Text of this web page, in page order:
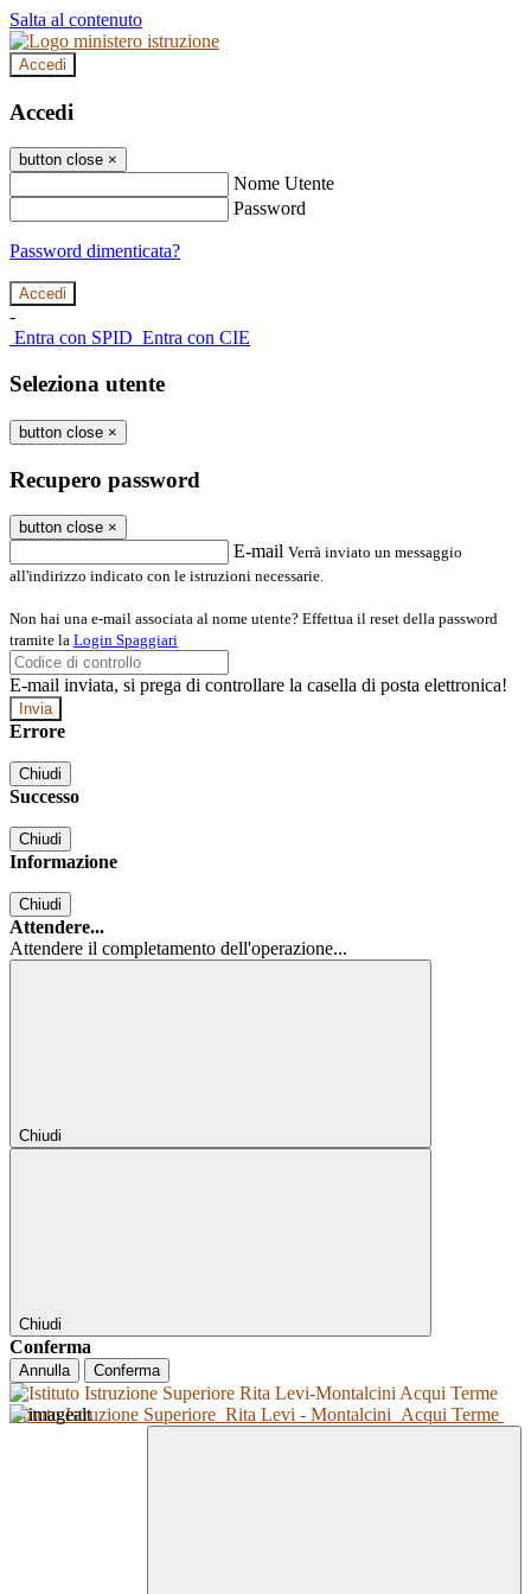
Salta al contenuto
Accedi
Accedi
button close ×
Nome Utente
Password
Password dimenticata?
-
Entra con SPID Entra con CIE
Seleziona utente
button close ×
Recupero password
button close ×
E-mail Verrà inviato un messaggio
all'indirizzo indicato con le istruzioni necessarie.
Non hai una e-mail associata al nome utente? Effettua il reset della password
tramite la Login Spaggiari
E-mail inviata, si prega di controllare la casella di posta elettronica!
Errore
Chiudi
Successo
Chiudi
Informazione
Chiudi
Attendere...
Attendere il completamento dell'operazione...
Chiudi
Chiudi
Conferma
Annulla Conferma
Istituto Istruzione Superiore Rita Levi - Montalcini Acqui Terme